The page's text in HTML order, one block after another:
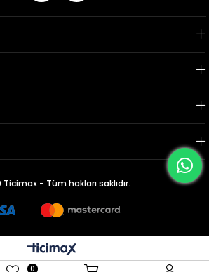
Ticimax - Tüm hakları saklıdır.
0